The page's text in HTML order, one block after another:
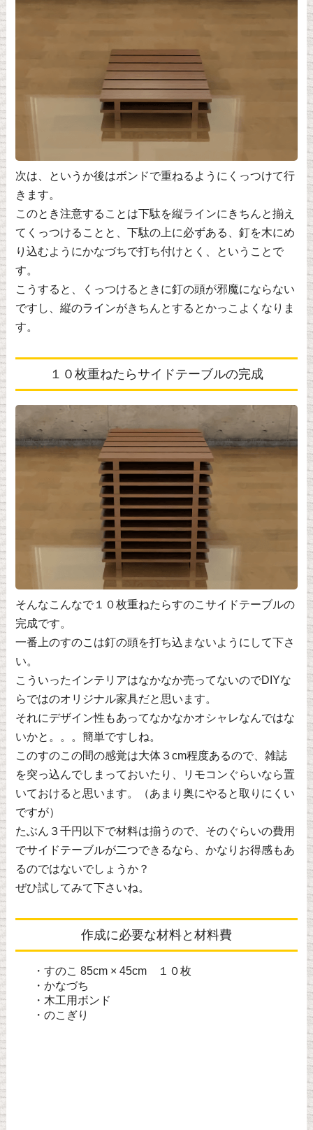
次は、というか後はボンドで重ねるようにくっつけて行
きます。
このとき注意することは下駄を縦ラインにきちんと揃え
てくっつけることと、下駄の上に必ずある、釘を木にめ
り込むようにかなづちで打ち付けとく、ということで
す。
こうすると、くっつけるときに釘の頭が邪魔にならない
ですし、縦のラインがきちんとするとかっこよくなりま
す。
１０枚重ねたらサイドテーブルの完成
そんなこんなで１０枚重ねたらすのこサイドテーブルの
完成です。
一番上のすのこは釘の頭を打ち込まないようにして下さ
い。
こういったインテリアはなかなか売ってないのでDIYな
らではのオリジナル家具だと思います。
それにデザイン性もあってなかなかオシャレなんではな
いかと。。。簡単ですしね。
このすのこの間の感覚は大体３cm程度あるので、雑誌
を突っ込んでしまっておいたり、リモコンぐらいなら置
いておけると思います。（あまり奥にやると取りにくい
ですが）
たぶん３千円以下で材料は揃うので、そのぐらいの費用
でサイドテーブルが二つできるなら、かなりお得感もあ
るのではないでしょうか？
ぜひ試してみて下さいね。
作成に必要な材料と材料費
・すのこ 85cm × 45cm １０枚
・かなづち
・木工用ボンド
・のこぎり